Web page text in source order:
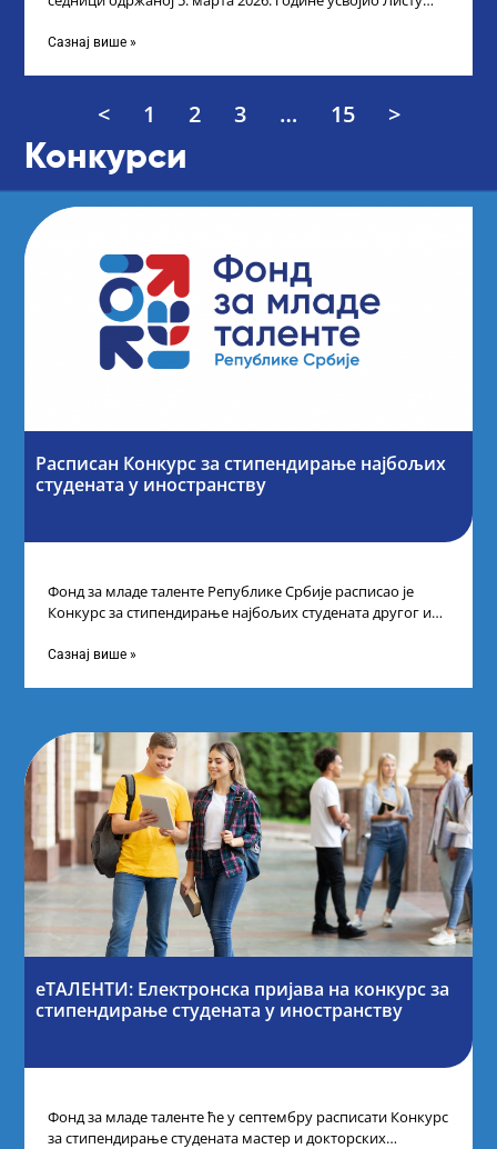
Сазнај више »
< 1 2 3 … 15 >
Конкурси
Расписан Конкурс за стипендирање најбољих
студената у иностранству
Фонд за младе таленте Републике Србије расписао је
Конкурс за стипендирање најбољих студената другог и
Сазнај више »
еТАЛЕНТИ: Електронска пријава на конкурс за
стипендирање студената у иностранству
Фонд за младе таленте ће у септембру расписати Конкурс
за стипендирање студената мастер и докторских